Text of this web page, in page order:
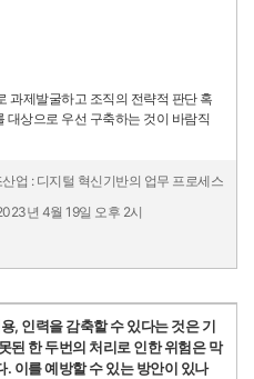
과제발굴하고 조직의 전략적 판단 혹
대상으로 우선 구축하는 것이 바람직
업 : 디지털 혁신기반의 업무 프로세스
년 4월 19일 오후 2시
, 인력을 감축할 수 있다는 것은 기
된 한 두번의 처리로 인한 위험은 막
이를 예방할 수 있는 방안이 있나